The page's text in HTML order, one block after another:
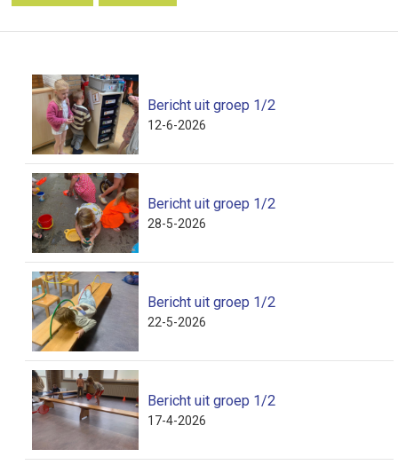
Bericht uit groep 1/2
12-6-2026
Bericht uit groep 1/2
28-5-2026
Bericht uit groep 1/2
22-5-2026
Bericht uit groep 1/2
17-4-2026